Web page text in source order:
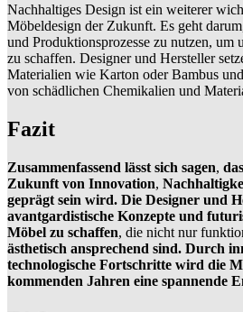
Nachhaltiges Design ist ein weiterer
Möbeldesign der Zukunft. Es geht
und Produktionsprozesse zu nutzen,
zu schaffen. Designer und Hersteller
Materialien wie Karton oder Bambus
von schädlichen Chemikalien und
Fazit
Zusammenfassend lässt sich sagen,
Zukunft von Innovation,
geprägt sein wird. Die Designer und
avantgardistische Konzepte und
Möbel zu schaffen, die nicht nur
ästhetisch ansprechend sind. Durch
technologische Fortschritte wird die
kommenden Jahren eine spannende